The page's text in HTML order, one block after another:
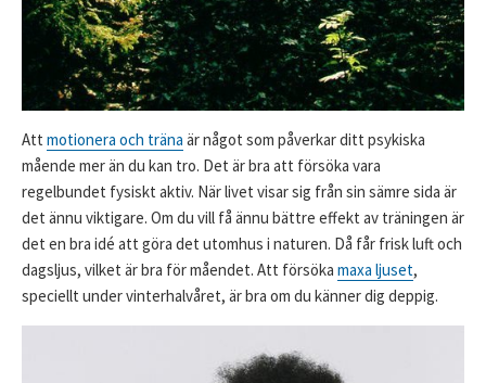
Att motionera och träna är något som påverkar ditt psykiska
mående mer än du kan tro. Det är bra att försöka vara
regelbundet fysiskt aktiv. När livet visar sig från sin sämre sida är
det ännu viktigare. Om du vill få ännu bättre effekt av träningen är
det en bra idé att göra det utomhus i naturen. Då får frisk luft och
dagsljus, vilket är bra för måendet. Att försöka maxa ljuset,
speciellt under vinterhalvåret, är bra om du känner dig deppig.